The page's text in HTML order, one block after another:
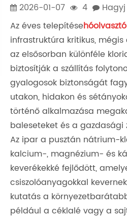
2026-01-07 4
Az éves telepítése
infrastruktúra kritikus, mégis
az elsősorban különféle
biztosítják a szállítás
gyalogosok biztonságát
utakon, hidakon és
történő alkalmazása
baleseteket és a gazdasági
Az ipar a pusztán nátrium-
kalcium-, magnézium- és
keverékekké fejlődött,
csiszolóanyagokkal
kutatás a
például a céklalé vagy a